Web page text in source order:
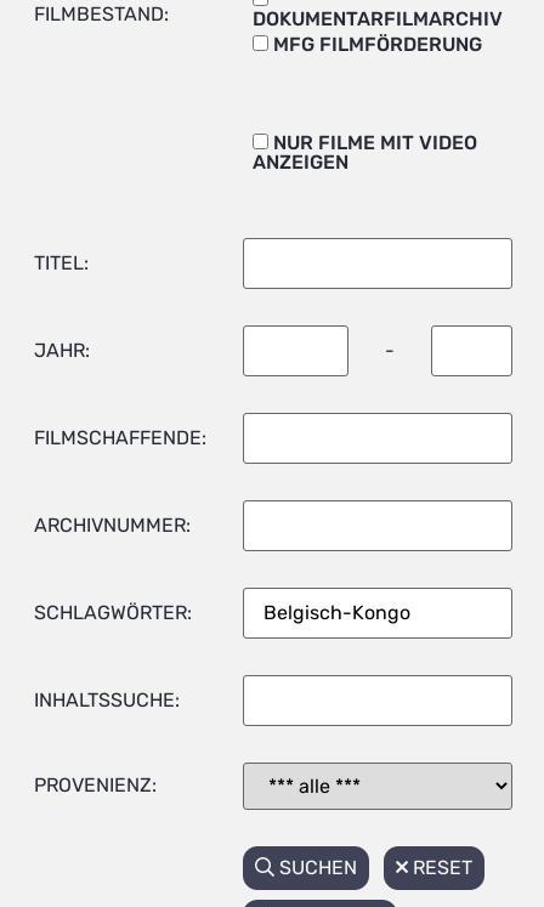
FILMBESTAND:
DOKUMENTARFILMARCHIV
MFG FILMFÖRDERUNG
NUR FILME MIT VIDEO
ANZEIGEN
TITEL:
JAHR: -
FILMSCHAFFENDE:
ARCHIVNUMMER:
SCHLAGWÖRTER:
INHALTSSUCHE:
PROVENIENZ:
SUCHEN RESET